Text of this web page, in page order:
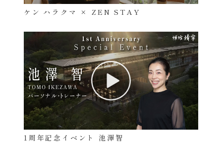
ケン ハラクマ × ZEN STAY
1周年記念イベント 池澤智